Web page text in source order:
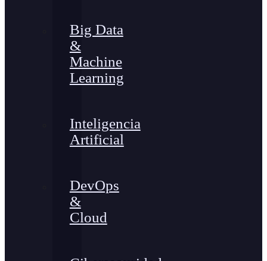
Big Data
&
Machine
Learning
Inteligencia
Artificial
DevOps
&
Cloud